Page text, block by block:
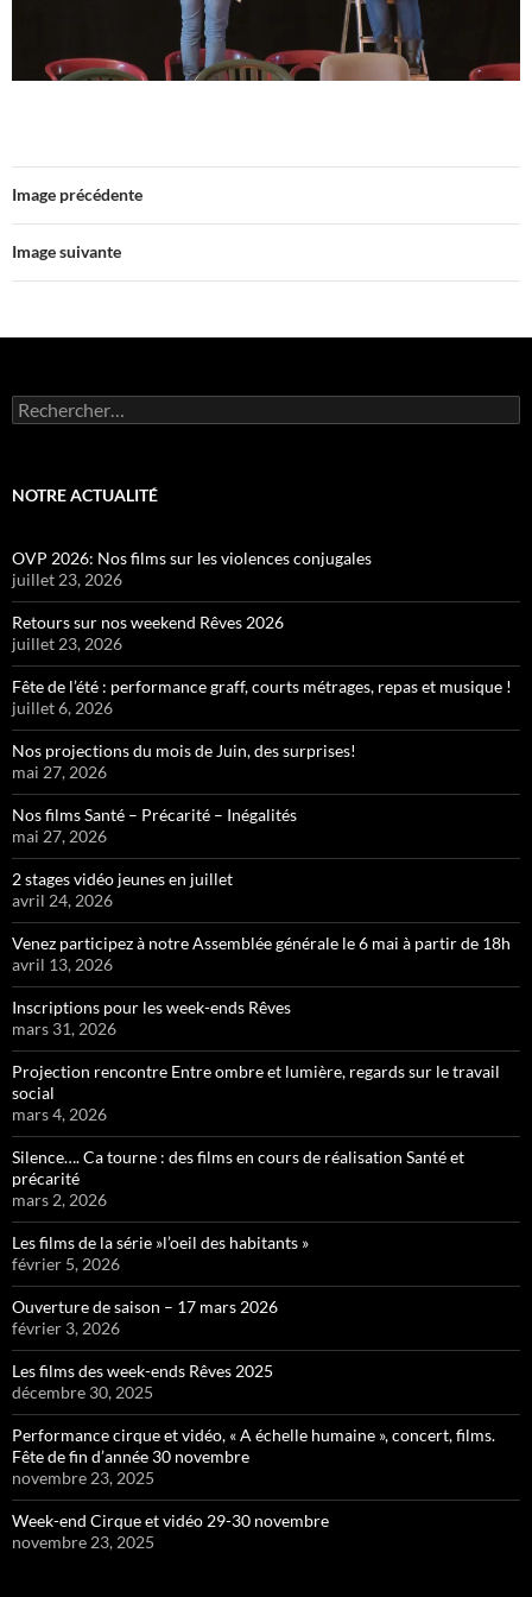
Image précédente
Image suivante
Rechercher :
NOTRE ACTUALITÉ
OVP 2026: Nos films sur les violences conjugales
juillet 23, 2026
Retours sur nos weekend Rêves 2026
juillet 23, 2026
Fête de l’été : performance graff, courts métrages, repas et musique !
juillet 6, 2026
Nos projections du mois de Juin, des surprises!
mai 27, 2026
Nos films Santé – Précarité – Inégalités
mai 27, 2026
2 stages vidéo jeunes en juillet
avril 24, 2026
Venez participez à notre Assemblée générale le 6 mai à partir de 18h
avril 13, 2026
Inscriptions pour les week-ends Rêves
mars 31, 2026
Projection rencontre Entre ombre et lumière, regards sur le travail
social
mars 4, 2026
Silence…. Ca tourne : des films en cours de réalisation Santé et
précarité
mars 2, 2026
Les films de la série »l’oeil des habitants »
février 5, 2026
Ouverture de saison – 17 mars 2026
février 3, 2026
Les films des week-ends Rêves 2025
décembre 30, 2025
Performance cirque et vidéo, « A échelle humaine », concert, films.
Fête de fin d’année 30 novembre
novembre 23, 2025
Week-end Cirque et vidéo 29-30 novembre
novembre 23, 2025